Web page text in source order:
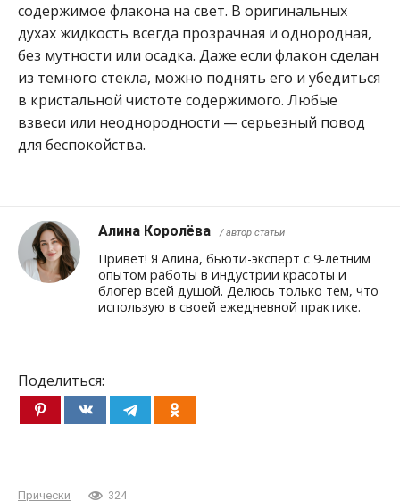
содержимое флакона на свет. В оригинальных
духах жидкость всегда прозрачная и однородная,
без мутности или осадка. Даже если флакон сделан
из темного стекла, можно поднять его и убедиться
в кристальной чистоте содержимого. Любые
взвеси или неоднородности — серьезный повод
для беспокойства.
Алина Королёва / автор статьи
Привет! Я Алина, бьюти-эксперт с 9-летним
опытом работы в индустрии красоты и
блогер всей душой. Делюсь только тем, что
использую в своей ежедневной практике.
Поделиться:
Прически 324